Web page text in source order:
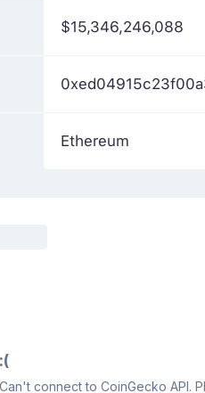
$15,346,246,088
Ethereum